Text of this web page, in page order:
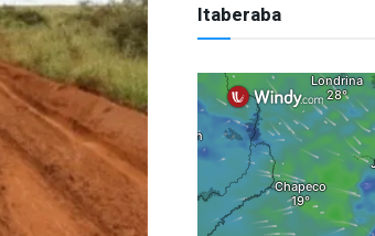
Itaberaba